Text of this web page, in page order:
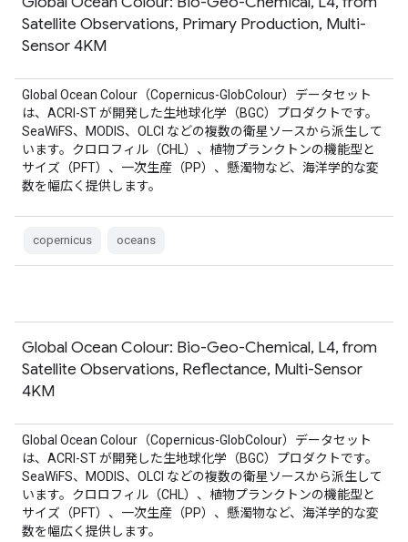
Satellite Observations, Primary Production, Multi-
Sensor 4KM
Global Ocean Colour（Copernicus-GlobColour）データセット
は、ACRI-ST が開発した生地球化学（BGC）プロダクトです。
SeaWiFS、MODIS、OLCI などの複数の衛星ソースから派生して
います。クロロフィル（CHL）、植物プランクトンの機能型と
サイズ（PFT）、一次生産（PP）、懸濁物など、海洋学的な変
数を幅広く提供します。
copernicus oceans
Global Ocean Colour: Bio-Geo-Chemical, L4, from
Satellite Observations, Reflectance, Multi-Sensor
4KM
Global Ocean Colour（Copernicus-GlobColour）データセット
は、ACRI-ST が開発した生地球化学（BGC）プロダクトです。
SeaWiFS、MODIS、OLCI などの複数の衛星ソースから派生して
います。クロロフィル（CHL）、植物プランクトンの機能型と
サイズ（PFT）、一次生産（PP）、懸濁物など、海洋学的な変
数を幅広く提供します。